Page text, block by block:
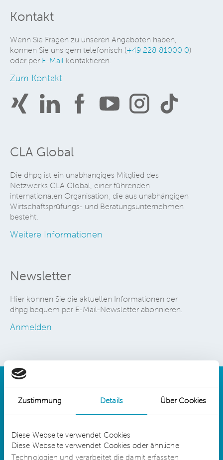
Zustimmung Details Über Cookies
Diese Webseite verwendet Cookies
Diese Webseite verwendet Cookies oder ähnliche
Technologien und verarbeitet die damit erfassten
Kontakt
Wenn Sie Fragen zu unseren Angeboten haben,
können Sie uns gern telefonisch (+49 228 81000 0)
oder per E-Mail kontaktieren.
Zum Kontakt
CLA Global
Die dhpg ist ein unabhängiges Mitglied des
Netzwerks CLA Global, einer führenden
internationalen Organisation, die aus unabhängigen
Wirtschaftsprüfungs- und Beratungsunternehmen
besteht.
Weitere Informationen
Newsletter
Hier können Sie die aktuellen Informationen der
dhpg bequem per E-Mail-Newsletter abonnieren.
Anmelden
dhpg is an independent network member of